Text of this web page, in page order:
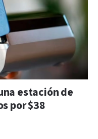
estación de
por $38